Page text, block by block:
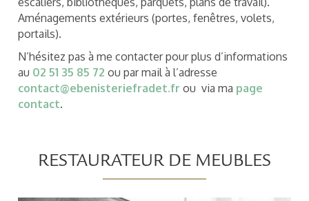
Aménagements extérieurs (portes, fenêtres, volets,
portails).
N’hésitez pas à me contacter pour plus d’informations
au 02 51 35 85 72 ou par mail à l’adresse
contact@ebenisteriefradet.fr ou via ma page
contact.
RESTAURATEUR DE MEUBLES